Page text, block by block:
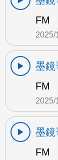
FM
2025/
墨鏡
FM
2025/
墨鏡
FM